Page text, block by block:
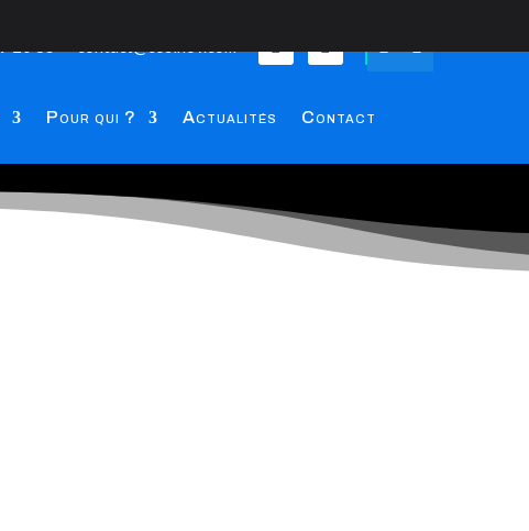
 
Pour qui ? Actualités Contact